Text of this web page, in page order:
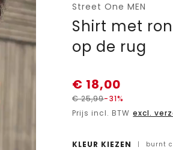
Street One MEN
Shirt met
op de rug
€ 18,00
€25,99-31%
Prijs incl. BTW excl.
KLEUR KIEZEN | burnt